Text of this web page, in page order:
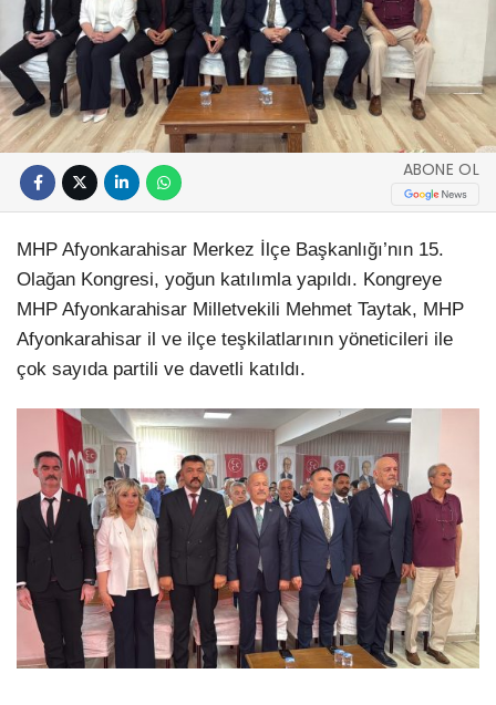
ABONE OL
MHP Afyonkarahisar Merkez İlçe Başkanlığı’nın 15.
Olağan Kongresi, yoğun katılımla yapıldı. Kongreye
MHP Afyonkarahisar Milletvekili Mehmet Taytak, MHP
Afyonkarahisar il ve ilçe teşkilatlarının yöneticileri ile
çok sayıda partili ve davetli katıldı.